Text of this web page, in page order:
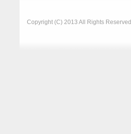
Copyright (C) 2013 All Rights Reserved